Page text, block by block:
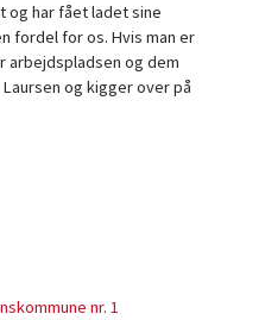
og har fået ladet sine
fordel for os. Hvis man er
arbejdspladsen og dem
og kigger over på
nr. 1